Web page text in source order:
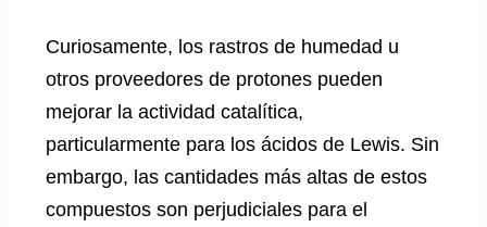
Curiosamente, los rastros de humedad u
otros proveedores de protones pueden
mejorar la actividad catalítica,
particularmente para los ácidos de Lewis. Sin
embargo, las cantidades más altas de estos
compuestos son perjudiciales para el